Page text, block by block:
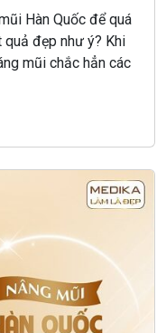
Hàn Quốc để quá
đẹp như ý? Khi
mũi chắc hẳn các